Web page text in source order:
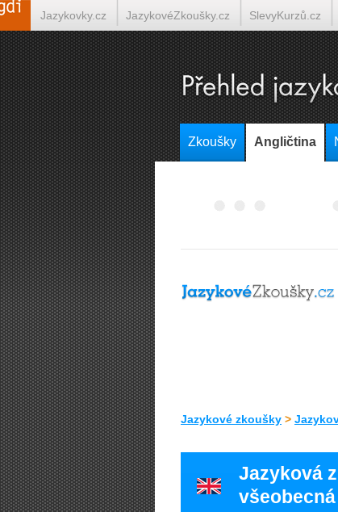
Jazykovky.cz JazykovéZkoušky.cz SlevyKurzů.cz
Italština on-line Tlumočení-Překlady.cz Překládá.cz
Zkoušky Angličtina
Jazykové zkoušky >
Jazyková
všeobecná